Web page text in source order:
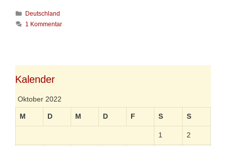
K
a
i
Deutschland
1 Kommentar
Kalender
Oktober 2022
M D M D F S S
1 2